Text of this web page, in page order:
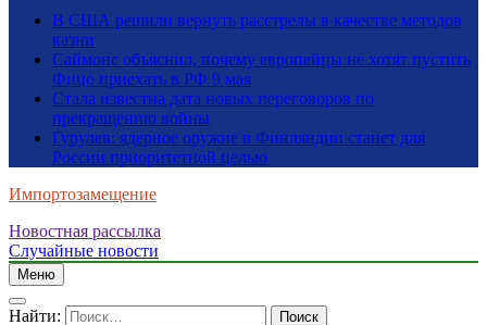
В США решили вернуть расстрелы в качестве методов
казни
Саймонс объяснил, почему европейцы не хотят пустить
Фицо приехать в РФ 9 мая
Стала известна дата новых переговоров по
прекращению войны
Гурулев: ядерное оружие в Финляндии станет для
России приоритетной целью
Импортозамещение
Новостная рассылка
Случайные новости
Меню
Найти: